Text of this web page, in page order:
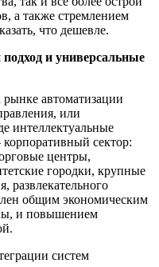
а также стремлением
что дешевле.
и универсальные
автоматизации
или
интеллектуальные
сектор:
центры,
городки, крупные
развлекательного
общим экономическим
и повышением
систем